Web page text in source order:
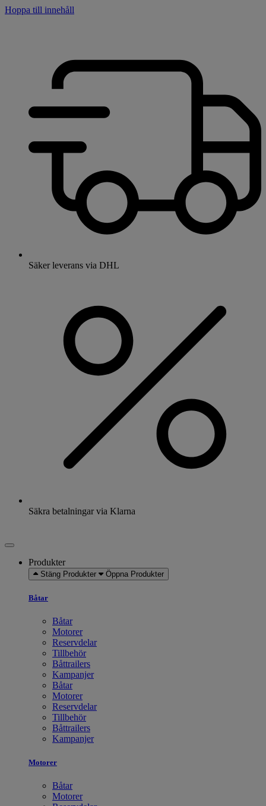
Hoppa till innehåll
Säker leverans via DHL
Säkra betalningar via Klarna
Produkter
Stäng Produkter Öppna Produkter
Båtar
Båtar
Motorer
Reservdelar
Tillbehör
Båttrailers
Kampanjer
Båtar
Motorer
Reservdelar
Tillbehör
Båttrailers
Kampanjer
Motorer
Båtar
Motorer